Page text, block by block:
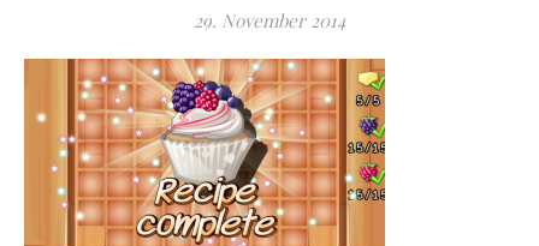
29. November 2014